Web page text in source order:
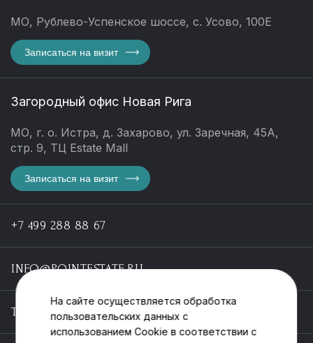
МО, Рублево-Успенское шоссе, с. Усово, 100Е
Записаться на визит
Загородный офис Новая Рига
МО, г. о. Истра, д. Захарово, ул. Заречная, 45А,
стр. 9, ТЦ Estate Mall
Записаться на визит
+7 499 288 88 67
INFO@POINTESTATE.RU
TELEGRAM
На сайте осуществляется обработка
пользовательских данных с
использованием Cookie в соответствии с